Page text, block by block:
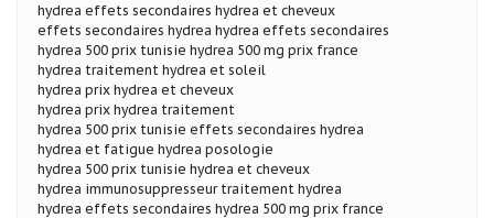
hydrea effets secondaires hydrea et cheveux
effets secondaires hydrea hydrea effets secondaires
hydrea 500 prix tunisie hydrea 500 mg prix france
hydrea traitement hydrea et soleil
hydrea prix hydrea et cheveux
hydrea prix hydrea traitement
hydrea 500 prix tunisie effets secondaires hydrea
hydrea et fatigue hydrea posologie
hydrea 500 prix tunisie hydrea et cheveux
hydrea immunosuppresseur traitement hydrea
hydrea effets secondaires hydrea 500 mg prix france